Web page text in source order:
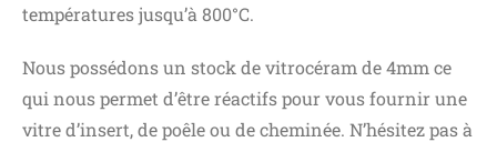
températures jusqu’à 800°C.
Nous possédons un stock de vitrocéram de 4mm ce
qui nous permet d’être réactifs pour vous fournir une
vitre d’insert, de poêle ou de cheminée. N’hésitez pas à